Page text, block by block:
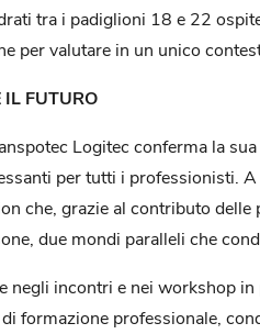
tra i padiglioni 18 e 22
per valutare in un unico
IL FUTURO
Logitec conferma la
per tutti i professionisti.
che, grazie al contributo
due mondi paralleli che
negli incontri e nei workshop
formazione professionale,